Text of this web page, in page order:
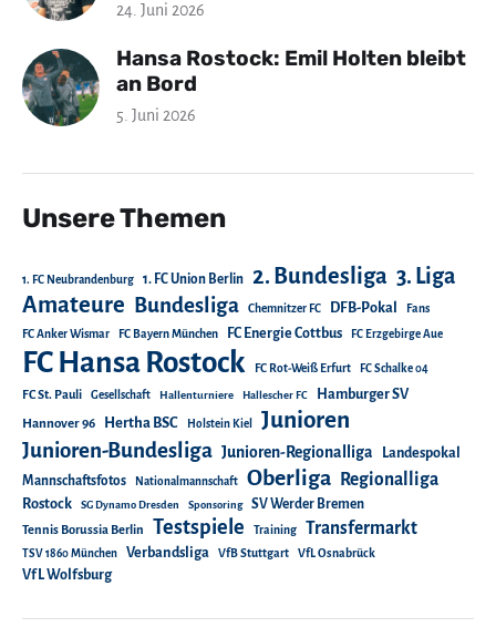
24. Juni 2026
Hansa Rostock: Emil Holten bleibt
an Bord
5. Juni 2026
Unsere Themen
1. FC Neubrandenburg 1. FC Union Berlin 2. Bundesliga 3. Liga
Amateure Bundesliga Chemnitzer FC DFB-Pokal Fans
FC Anker Wismar FC Bayern München FC Energie Cottbus FC Erzgebirge Aue
FC Hansa Rostock FC Rot-Weiß Erfurt FC Schalke 04
FC St. Pauli Gesellschaft Hallenturniere Hallescher FC Hamburger SV
Hannover 96 Hertha BSC Holstein Kiel Junioren
Junioren-Bundesliga Junioren-Regionalliga
Landespokal
Mannschaftsfotos
Nationalmannschaft Oberliga Regionalliga
Rostock SG Dynamo Dresden Sponsoring SV Werder Bremen
Tennis Borussia Berlin Testspiele Training Transfermarkt
TSV 1860 München Verbandsliga VfB Stuttgart VfL Osnabrück
VfL Wolfsburg